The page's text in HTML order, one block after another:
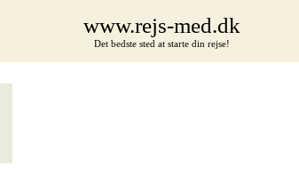
www.rejs-med.dk
Det bedste sted at starte din rejse!